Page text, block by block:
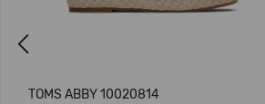
TOMS ABBY 10020814